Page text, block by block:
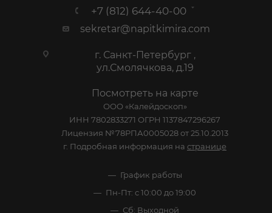
+7 (812) 644-40-00
sekretar@napitkimira.com
г. Санкт-Петербург ,
ул.Смолячкова, д.19
Посмотреть на карте
ООО «Калейдоскоп»
ИНН 7802833271 ОГРН 1137847296267
Лицензия №78РПА0005028 от 25.10.2013
г. Подробная информация на странице
График работы
Пн-Пт: с 10:00 до 19:00
Сб: Выходной